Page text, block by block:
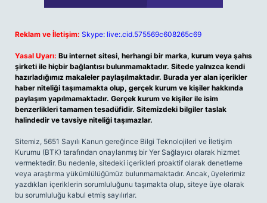
Reklam ve İletişim: Skype: live:.cid.575569c608265c69
Yasal Uyarı: Bu internet sitesi, herhangi bir marka, kurum veya şahıs
şirketi ile hiçbir bağlantısı bulunmamaktadır. Sitede yalnızca kendi
hazırladığımız makaleler paylaşılmaktadır. Burada yer alan içerikler
haber niteliği taşımamakta olup, gerçek kurum ve kişiler hakkında
paylaşım yapılmamaktadır. Gerçek kurum ve kişiler ile isim
benzerlikleri tamamen tesadüfidir. Sitemizdeki bilgiler taslak
halindedir ve tavsiye niteliği taşımazlar.
Sitemiz, 5651 Sayılı Kanun gereğince Bilgi Teknolojileri ve İletişim
Kurumu (BTK) tarafından onaylanmış bir Yer Sağlayıcı olarak hizmet
vermektedir. Bu nedenle, sitedeki içerikleri proaktif olarak denetleme
veya araştırma yükümlülüğümüz bulunmamaktadır. Ancak, üyelerimiz
yazdıkları içeriklerin sorumluluğunu taşımakta olup, siteye üye olarak
bu sorumluluğu kabul etmiş sayılırlar.